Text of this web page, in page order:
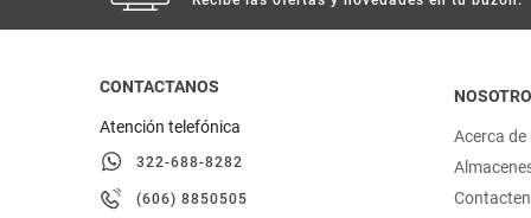
CONTACTANOS
Atención telefónica
322-688-8282
(606) 8850505
Acerca